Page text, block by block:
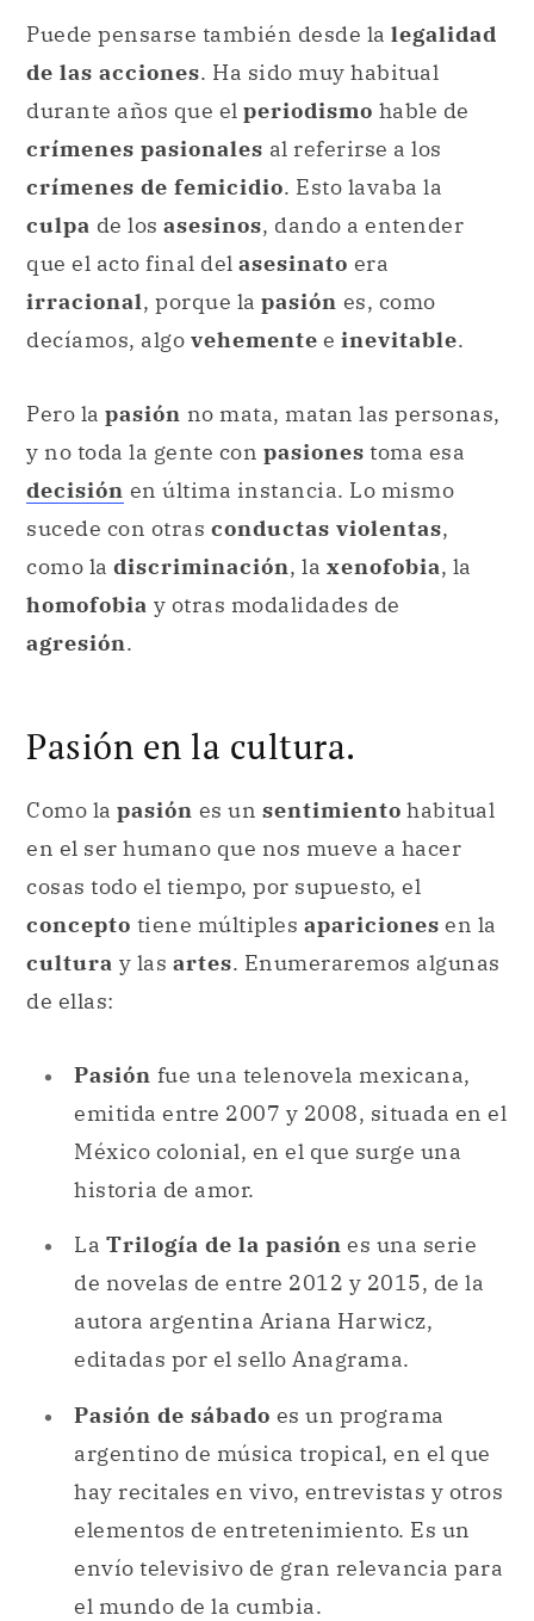
Puede pensarse también desde la legalidad
de las acciones. Ha sido muy habitual
durante años que el periodismo hable de
crímenes pasionales al referirse a los
crímenes de femicidio. Esto lavaba la
culpa de los asesinos, dando a entender
que el acto final del asesinato era
irracional, porque la pasión es, como
decíamos, algo vehemente e inevitable.
Pero la pasión no mata, matan las personas,
y no toda la gente con pasiones toma esa
decisión en última instancia. Lo mismo
sucede con otras conductas violentas,
como la discriminación, la xenofobia, la
homofobia y otras modalidades de
agresión.
Pasión en la cultura.
Como la pasión es un sentimiento habitual
en el ser humano que nos mueve a hacer
cosas todo el tiempo, por supuesto, el
concepto tiene múltiples apariciones en la
cultura y las artes. Enumeraremos algunas
de ellas:
Pasión fue una telenovela mexicana,
emitida entre 2007 y 2008, situada en el
México colonial, en el que surge una
historia de amor.
La Trilogía de la pasión es una serie
de novelas de entre 2012 y 2015, de la
autora argentina Ariana Harwicz,
editadas por el sello Anagrama.
Pasión de sábado es un programa
argentino de música tropical, en el que
hay recitales en vivo, entrevistas y otros
elementos de entretenimiento. Es un
envío televisivo de gran relevancia para
el mundo de la cumbia.